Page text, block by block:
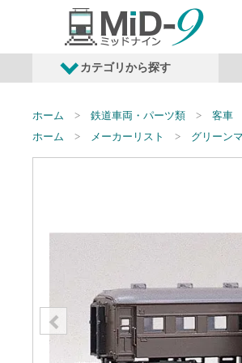
カテゴリから探す
発売予定商品
ホーム 鉄道車両・パーツ類 客車
ホーム
メーカーリスト グリーン